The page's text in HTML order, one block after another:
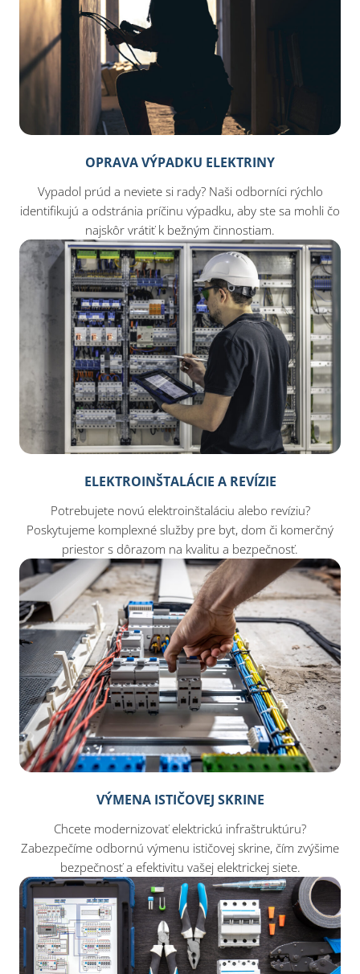
OPRAVA VÝPADKU ELEKTRINY
Vypadol prúd a neviete si rady? Naši odborníci rýchlo
identifikujú a odstránia príčinu výpadku, aby ste sa mohli čo
najskôr vrátiť k bežným činnostiam.
ELEKTROINŠTALÁCIE A REVÍZIE
Potrebujete novú elektroinštaláciu alebo revíziu?
Poskytujeme komplexné služby pre byt, dom či komerčný
priestor s dôrazom na kvalitu a bezpečnosť.
VÝMENA ISTIČOVEJ SKRINE
Chcete modernizovať elektrickú infraštruktúru?
Zabezpečíme odbornú výmenu ističovej skrine, čím zvýšime
bezpečnosť a efektivitu vašej elektrickej siete.